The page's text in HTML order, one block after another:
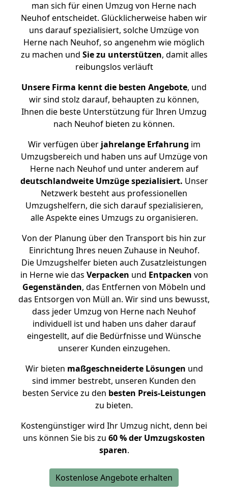
man sich für einen Umzug von Herne nach
Neuhof entscheidet. Glücklicherweise haben wir
uns darauf spezialisiert, solche Umzüge von
Herne nach Neuhof, so angenehm wie möglich
zu machen und Sie zu unterstützen, damit alles
reibungslos verläuft
Unsere Firma kennt die besten Angebote, und
wir sind stolz darauf, behaupten zu können,
Ihnen die beste Unterstützung für Ihren Umzug
nach Neuhof bieten zu können.
Wir verfügen überjahrelange Erfahrung im
Umzugsbereich und haben uns auf Umzüge von
Herne nach Neuhof und unter anderem auf
deutschlandweite Umzüge spezialisiert. Unser
Netzwerk besteht aus professionellen
Umzugshelfern, die sich darauf spezialisieren,
alle Aspekte eines Umzugs zu organisieren.
Von der Planung über den Transport bis hin zur
Einrichtung Ihres neuen Zuhause in Neuhof.
Die Umzugshelfer bieten auch Zusatzleistungen
in Herne wie das Verpacken und Entpacken von
Gegenständen, das Entfernen von Möbeln und
das Entsorgen von Müll an. Wir sind uns bewusst,
dass jeder Umzug von Herne nach Neuhof
individuell ist und haben uns daher darauf
eingestellt, auf die Bedürfnisse und Wünsche
unserer Kunden einzugehen.
Wir bieten maßgeschneiderte Lösungen und
sind immer bestrebt, unseren Kunden den
besten Service zu den besten Preis-Leistungen
zu bieten.
Kostengünstiger wird Ihr Umzug nicht, denn bei
uns können Sie bis zu 60 % der Umzugskosten
sparen.
Kostenlose Angebote erhalten